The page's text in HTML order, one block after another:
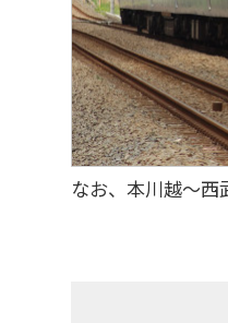
なお、本川越～